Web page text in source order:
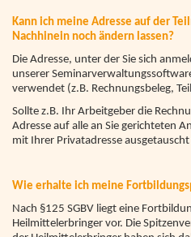
Kann ich meine Adresse auf der
Nachhinein noch ändern lassen?
Die Adresse, unter der Sie sich
unserer
verwendet (z.B. Rechnungsbeleg,
Sollte z.B. Ihr Arbeitgeber die
Adresse auf alle an Sie gerichteten
mit Ihrer Privatadresse
Wie erhalte ich meine
Nach §125 SGBV liegt eine
Heilmittelerbringer vor. Die